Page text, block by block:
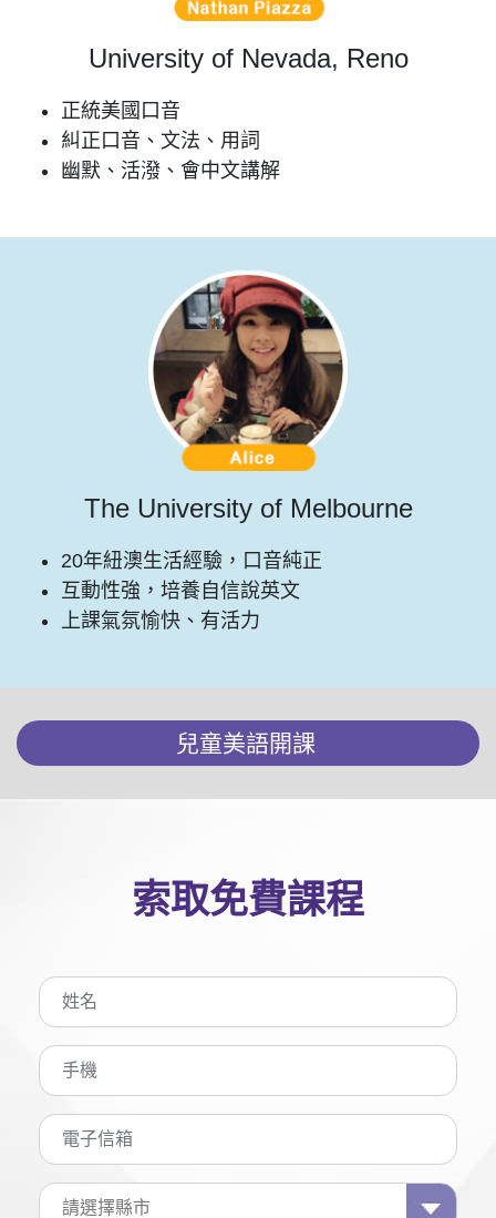
University of Nevada, Reno
正統美國口音
糾正口音、文法、用詞
幽默、活潑、會中文講解
The University of Melbourne
20年紐澳生活經驗，口音純正
互動性強，培養自信說英文
上課氣氛愉快、有活力
兒童美語開課
索取免費課程